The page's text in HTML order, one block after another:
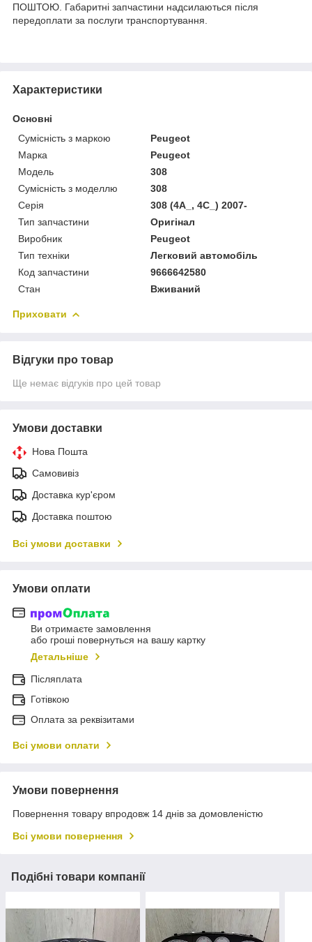
ПОШТОЮ. Габаритні запчастини надсилаються після
передоплати за послуги транспортування.
Характеристики
Основні
Сумісність з маркою
Peugeot
Марка
Peugeot
Модель
308
Сумісність з моделлю
308
Серія
308 (4A_, 4C_) 2007-
Тип запчастини
Оригінал
Виробник
Peugeot
Тип техніки
Легковий автомобіль
Код запчастини
9666642580
Стан
Вживаний
Приховати
Відгуки про товар
Ще немає відгуків про цей товар
Умови доставки
Нова Пошта
Самовивіз
Доставка кур'єром
Доставка поштою
Всі умови доставки
Умови оплати
Ви отримаєте замовлення
або гроші повернуться на вашу картку
Детальніше
Післяплата
Готівкою
Оплата за реквізитами
Всі умови оплати
Умови повернення
Повернення товару впродовж 14 днів за домовленістю
Всі умови повернення
Подібні товари компанії